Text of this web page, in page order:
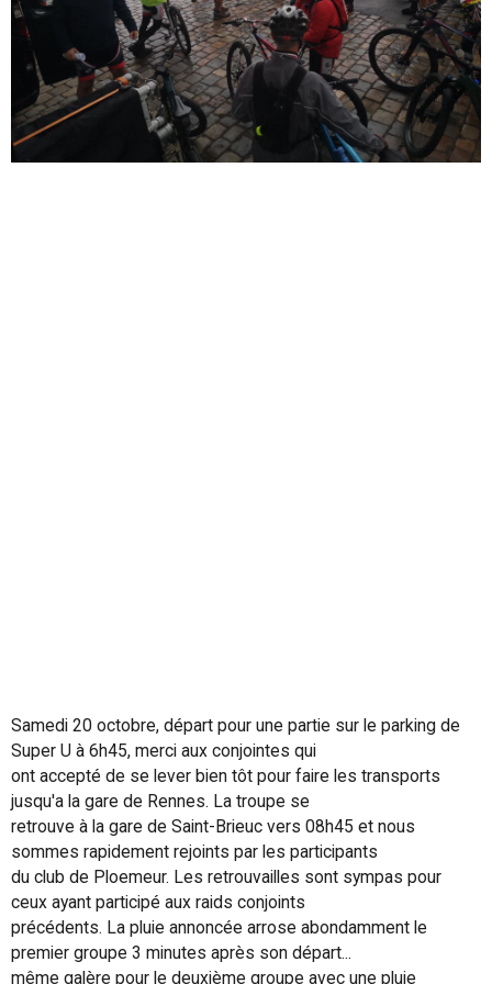
Samedi 20 octobre, départ pour une partie sur le parking de
Super U à 6h45, merci aux conjointes qui
ont accepté de se lever bien tôt pour faire les transports
jusqu'a la gare de Rennes. La troupe se
retrouve à la gare de Saint-Brieuc vers 08h45 et nous
sommes rapidement rejoints par les participants
du club de Ploemeur. Les retrouvailles sont sympas pour
ceux ayant participé aux raids conjoints
précédents. La pluie annoncée arrose abondamment le
premier groupe 3 minutes après son départ...
même galère pour le deuxième groupe avec une pluie